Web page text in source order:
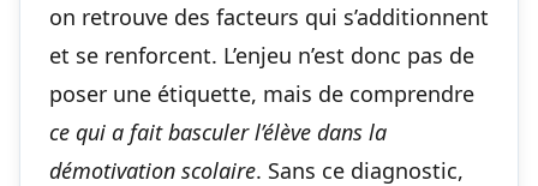
on retrouve des facteurs qui s’additionnent
et se renforcent. L’enjeu n’est donc pas de
poser une étiquette, mais de comprendre
ce qui a fait basculer l’élève dans la
démotivation scolaire. Sans ce diagnostic,